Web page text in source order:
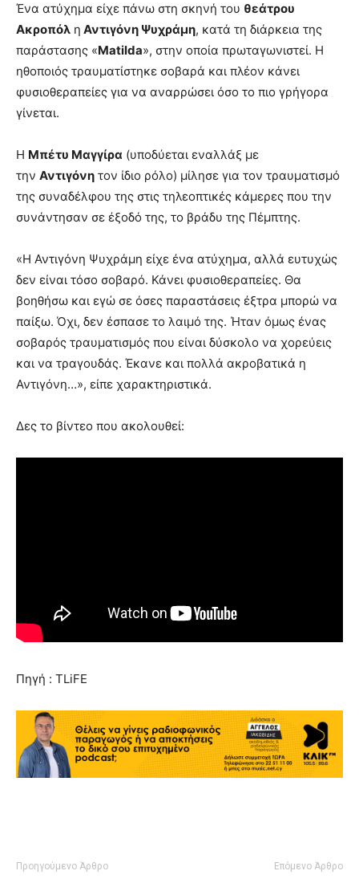
Ένα ατύχημα είχε πάνω στη σκηνή του θεάτρου
Ακροπόλ η Αντιγόνη Ψυχράμη, κατά τη διάρκεια της
παράστασης «Matilda», στην οποία πρωταγωνιστεί. Η
ηθοποιός τραυματίστηκε σοβαρά και πλέον κάνει
φυσιοθεραπείες για να αναρρώσει όσο το πιο γρήγορα
γίνεται.
Η Μπέτυ Μαγγίρα (υποδύεται εναλλάξ με
την Αντιγόνη τον ίδιο ρόλο) μίλησε για τον τραυματισμό
της συναδέλφου της στις τηλεοπτικές κάμερες που την
συνάντησαν σε έξοδό της, το βράδυ της Πέμπτης.
«Η Αντιγόνη Ψυχράμη είχε ένα ατύχημα, αλλά ευτυχώς
δεν είναι τόσο σοβαρό. Κάνει φυσιοθεραπείες. Θα
βοηθήσω και εγώ σε όσες παραστάσεις έξτρα μπορώ να
παίξω. Όχι, δεν έσπασε το λαιμό της. Ήταν όμως ένας
σοβαρός τραυματισμός που είναι δύσκολο να χορεύεις
και να τραγουδάς. Έκανε και πολλά ακροβατικά η
Αντιγόνη…», είπε χαρακτηριστικά.
Δες το βίντεο που ακολουθεί:
Πηγή : TLiFE
Προηγούμενο Άρθρο Επόμενο Άρθρο